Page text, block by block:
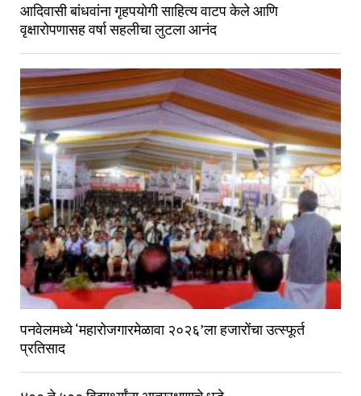
आदिवासी बांधवांना गृहपयोगी साहित्य वाटप केले आणि
वृक्षारोपणासह वर्षा सहलीचा लुटला आनंद
पनवेलमध्ये ‘महारोजगारमेळावा २०२६’ला हजारोंचा उत्स्फूर्त
प्रतिसाद